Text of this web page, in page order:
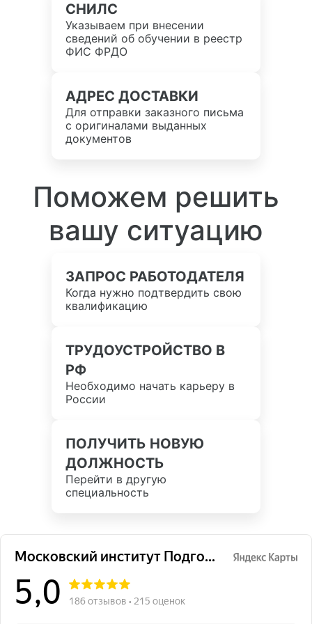
СНИЛС
Указываем при внесении
сведений об обучении в реестр
ФИС ФРДО
АДРЕС ДОСТАВКИ
Для отправки заказного письма
с оригиналами выданных
документов
Поможем решить
вашу ситуацию
ЗАПРОС РАБОТОДАТЕЛЯ
Когда нужно подтвердить свою
квалификацию
ТРУДОУСТРОЙСТВО В
РФ
Необходимо начать карьеру в
России
ПОЛУЧИТЬ НОВУЮ
ДОЛЖНОСТЬ
Перейти в другую
специальность